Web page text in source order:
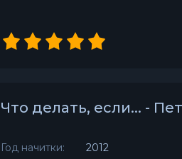
Что делать, если... -
Год начитки:
2012